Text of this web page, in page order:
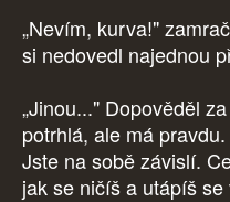
„Nevím, kurva!"
si nedovedl najednou
„Jinou..." Dopověděl
potrhlá, ale má
Jste na sobě závislí.
jak se ničíš a utápíš